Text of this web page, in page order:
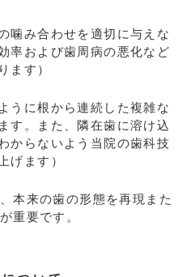
噛み合わせを適切に与えな
率および歯周病の悪化など
ます）
うに根から連続した複雑な
す。また、隣在歯に溶け込
からないよう当院の歯科技
げます）
本来の歯の形態を再現また
重要です。